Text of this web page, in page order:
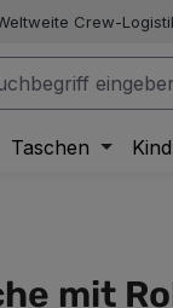
Crew-
Taschen
mit